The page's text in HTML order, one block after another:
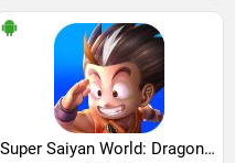
Super Saiyan World: Dragon Boy